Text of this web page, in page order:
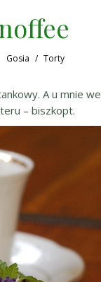
Gosia Torty
A u mnie
– biszkopt.